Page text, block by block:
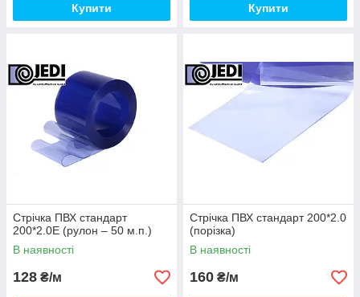
Купити Купити
Стрічка ПВХ стандарт
200*2.0E (рулон – 50 м.п.)
В наявності
128 ₴/м
Стрічка ПВХ стандарт 200*2.0
(порізка)
В наявності
160 ₴/м